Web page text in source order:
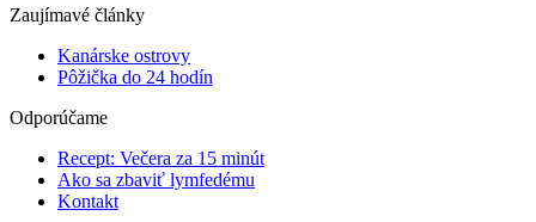
Zaujímavé články
Kanárske ostrovy
Pôžička do 24 hodín
Odporúčame
Recept: Večera za 15 minút
Ako sa zbaviť lymfedému
Kontakt